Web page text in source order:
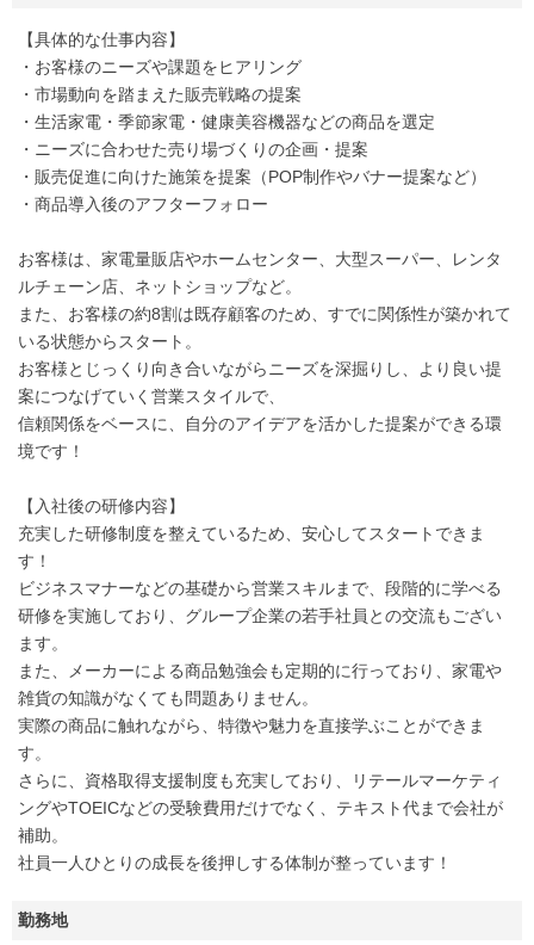
【具体的な仕事内容】
・お客様のニーズや課題をヒアリング
・市場動向を踏まえた販売戦略の提案
・生活家電・季節家電・健康美容機器などの商品を選定
・ニーズに合わせた売り場づくりの企画・提案
・販売促進に向けた施策を提案（POP制作やバナー提案など）
・商品導入後のアフターフォロー
お客様は、家電量販店やホームセンター、大型スーパー、レンタ
ルチェーン店、ネットショップなど。
また、お客様の約8割は既存顧客のため、すでに関係性が築かれて
いる状態からスタート。
お客様とじっくり向き合いながらニーズを深掘りし、より良い提
案につなげていく営業スタイルで、
信頼関係をベースに、自分のアイデアを活かした提案ができる環
境です！
【入社後の研修内容】
充実した研修制度を整えているため、安心してスタートできま
す！
ビジネスマナーなどの基礎から営業スキルまで、段階的に学べる
研修を実施しており、グループ企業の若手社員との交流もござい
ます。
また、メーカーによる商品勉強会も定期的に行っており、家電や
雑貨の知識がなくても問題ありません。
実際の商品に触れながら、特徴や魅力を直接学ぶことができま
す。
さらに、資格取得支援制度も充実しており、リテールマーケティ
ングやTOEICなどの受験費用だけでなく、テキスト代まで会社が
補助。
社員一人ひとりの成長を後押しする体制が整っています！
勤務地